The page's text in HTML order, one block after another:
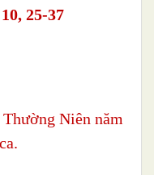
25-37
Niên năm